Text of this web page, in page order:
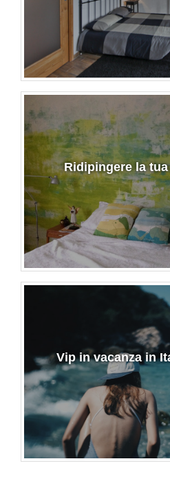
Ridipingere la
Vip in vacanza in